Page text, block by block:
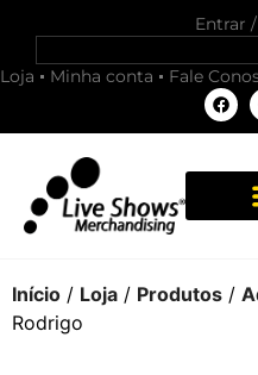
Entrar
Loja Minha conta Fale
Início / Loja / Produtos /
Rodrigo